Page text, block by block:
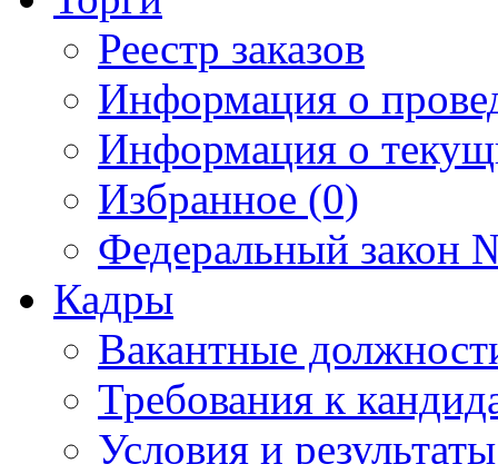
Реестр заказов
Информация о
Информация о
Избранное (0)
Федеральный закон
Кадры
Вакантные
Требования к
Условия и